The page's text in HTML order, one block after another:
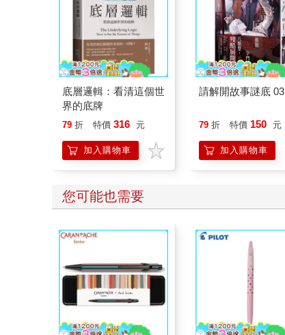
底層邏輯：看清這個世
界的底牌
79 折 特價 316 元
加入購物車
請解開故事謎底 03
79 折 特價 150 元
加入購物車
您可能也需要